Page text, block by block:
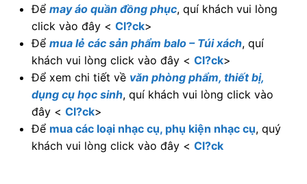
Để may áo quần đồng phục, quí khách vui lòng
click vào đây < Cl?ck>
Để mua lẻ các sản phẩm balo – Túi xách, quí
khách vui lòng click vào đây < Cl?ck>
Để xem chi tiết về văn phòng phẩm, thiết bị,
dụng cụ học sinh, quí khách vui lòng click vào
đây < Cl?ck>
Để mua các loại nhạc cụ, phụ kiện nhạc cụ, quý
khách vui lòng click vào đây < Cl?ck